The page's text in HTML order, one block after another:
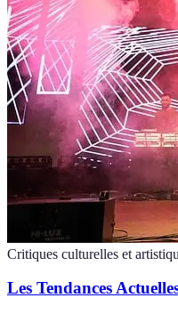
Critiques culturelles et
Les Tendances